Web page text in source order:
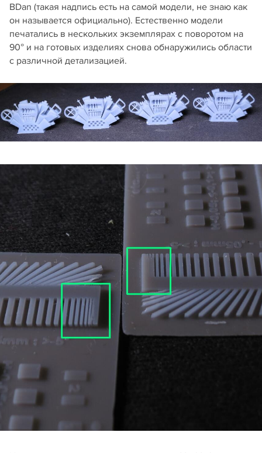
BDan (такая надпись есть на самой модели, не знаю как
он называется официально). Естественно модели
печатались в нескольких экземплярах с поворотом на
90° и на готовых изделиях снова обнаружились области
с различной детализацией.